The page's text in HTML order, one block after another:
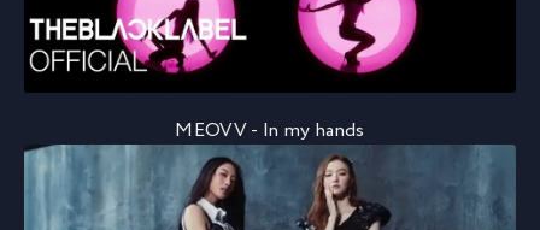
MEOVV - In my hands